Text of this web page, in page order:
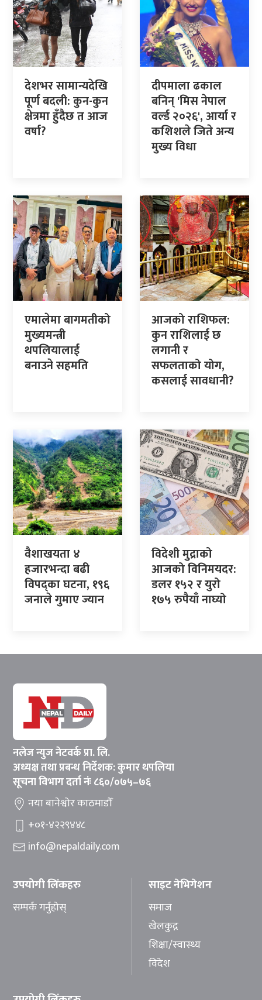
देशभर सामान्यदेखि
पूर्ण बदली: कुन-कुन
क्षेत्रमा हुँदैछ त आज
वर्षा?
दीपमाला ढकाल
बनिन् 'मिस नेपाल
वर्ल्ड २०२६', आर्या र
कशिशले जिते अन्य
मुख्य विधा
एमालेमा बागमतीको
मुख्यमन्त्री
थपलियालाई
बनाउने सहमति
आजको राशिफल:
कुन राशिलाई छ
लगानी र
सफलताको योग,
कसलाई सावधानी?
वैशाखयता ४
हजारभन्दा बढी
विपद्का घटना, १९६
जनाले गुमाए ज्यान
विदेशी मुद्राको
आजको विनिमयदर:
डलर १५२ र युरो
१७५ रुपैयाँ नाघ्यो
नलेज न्युज नेटवर्क प्रा. लि.
अध्यक्ष तथा प्रबन्ध निर्देशक: कुमार थपलिया
सूचना विभाग दर्ता नंः ८६०/०७५–७६
नया बानेश्वोर काठमाडौँ
+०१-४२२९४४८
info@nepaldaily.com
उपयोगी लिंकहरु
सम्पर्क गर्नुहोस्
साइट नेभिगेशन
समाज
खेलकुद़़
शिक्षा/स्वास्थ्य
विदेश